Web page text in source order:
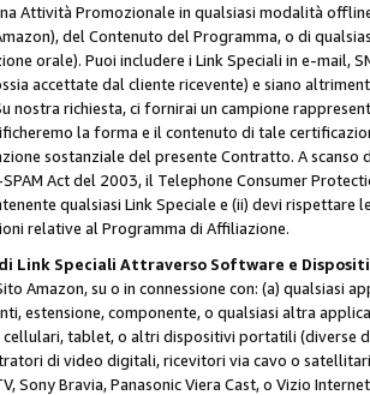
Attività Promozionale in qualsiasi modalità
del Contenuto del Programma, o di
orale). Puoi includere i Link Speciali in e-mail,
accettate dal cliente ricevente) e siano
nostra richiesta, ci fornirai un campione
la forma e il contenuto di tale
sostanziale del presente Contratto. A
Act del 2003, il Telephone Consumer
qualsiasi Link Speciale e (ii) devi
relative al Programma di Affiliazione.
Link Speciali Attraverso Software e
Amazon, su o in connessione con: (a)
estensione, componente, o qualsiasi altra
tablet, o altri dispositivi portatili (diverse
di video digitali, ricevitori via cavo o
Sony Bravia, Panasonic Viera Cast, o Vizio